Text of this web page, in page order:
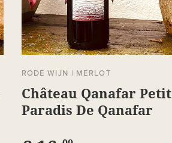
RODE WIJN | MERLOT
Château Qanafar Petit
Paradis De Qanafar